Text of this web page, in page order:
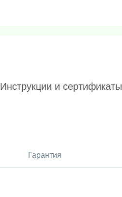
Инструкции и сертификаты
Гарантия